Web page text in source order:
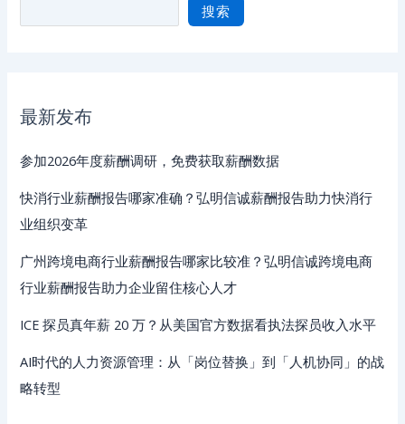
搜索
最新发布
参加2026年度薪酬调研，免费获取薪酬数据
快消行业薪酬报告哪家准确？弘明信诚薪酬报告助力快消行
业组织变革
广州跨境电商行业薪酬报告哪家比较准？弘明信诚跨境电商
行业薪酬报告助力企业留住核心人才
ICE 探员真年薪 20 万？从美国官方数据看执法探员收入水平
AI时代的人力资源管理：从「岗位替换」到「人机协同」的战
略转型